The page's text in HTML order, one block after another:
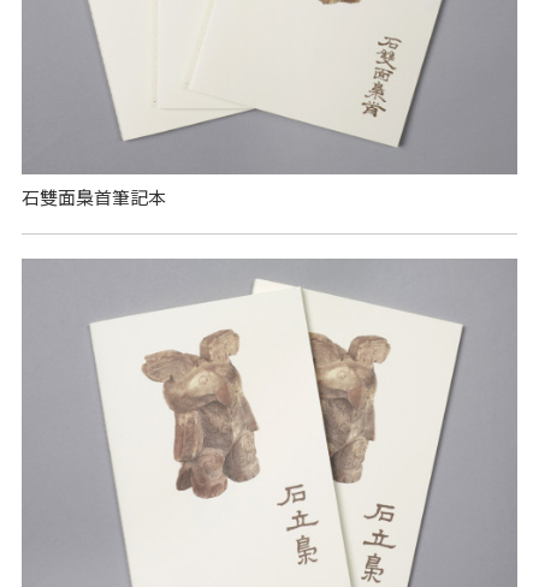
石雙面梟首筆記本